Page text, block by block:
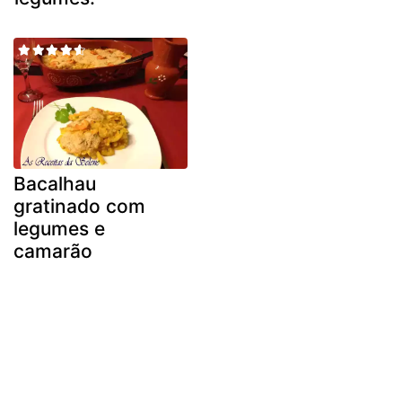
Bacalhau
gratinado com
legumes e
camarão